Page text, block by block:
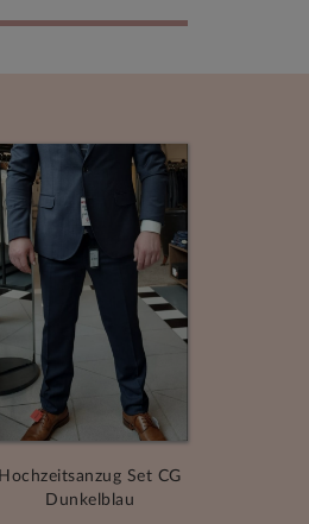
Hochzeitsanzug Set CG
Dunkelblau